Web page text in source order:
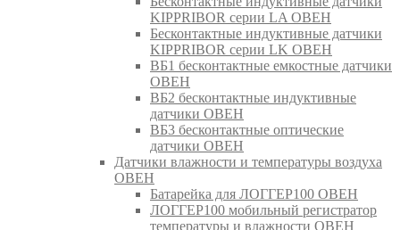
KIPPRIBOR серии LA ОВЕН
Бесконтактные индуктивные датчики
KIPPRIBOR серии LK ОВЕН
ВБ1 бесконтактные емкостные датчики
ОВЕН
ВБ2 бесконтактные индуктивные
датчики ОВЕН
ВБ3 бесконтактные оптические
датчики ОВЕН
Датчики влажности и температуры воздуха
ОВЕН
Батарейка для ЛОГГЕР100 ОВЕН
ЛОГГЕР100 мобильный регистратор
температуры и влажности ОВЕН